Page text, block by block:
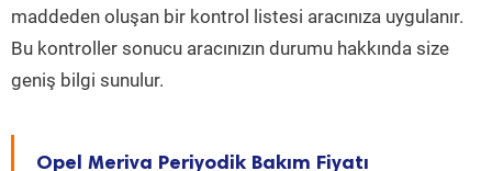
maddeden oluşan bir kontrol listesi aracınıza uygulanır.
Bu kontroller sonucu aracınızın durumu hakkında size
geniş bilgi sunulur.
Opel Meriva Periyodik Bakım Fiyatı